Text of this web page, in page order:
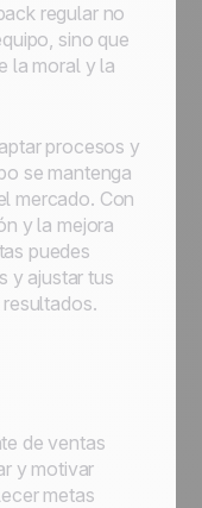
regular no
sino que
la moral y la
procesos y
se mantenga
mercado. Con
y la mejora
puedes
y ajustar tus
de ventas
y motivar
metas